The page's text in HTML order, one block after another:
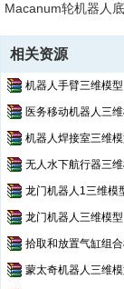
Macanum轮机器人
相关资源
机器人手臂三维模型
医务移动机器人三
机器人焊接室三维
无人水下航行器三
龙门机器人1三维模
龙门机器人三维模型
拾取和放置气缸组
蒙太奇机器人三维